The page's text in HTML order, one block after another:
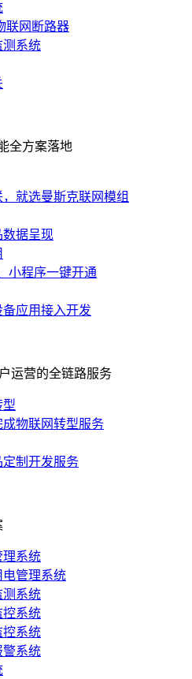
联网断路器
测系统
全方案落地
就选曼斯克联网模组
数据呈现
小程序一键开通
应用接入开发
运营的全链路服务
型
物联网转型服务
制开发服务
理系统
管理系统
测系统
控系统
控系统
警系统